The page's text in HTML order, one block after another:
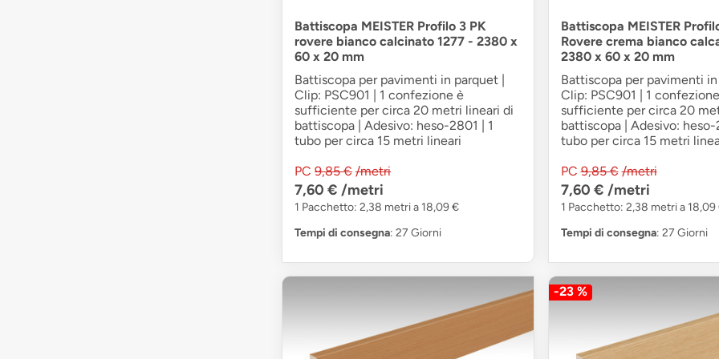
Battiscopa MEISTER Profilo 3 PK
rovere bianco calcinato 1277 - 2380 x
60 x 20 mm
Battiscopa per pavimenti in parquet |
Clip: PSC901 | 1 confezione è
sufficiente per circa 20 metri lineari di
battiscopa | Adesivo: heso-2801 | 1
tubo per circa 15 metri lineari
PC 9,85 € /metri
7,60 € /metri
1 Pacchetto: 2,38 metri a 18,09 €
Tempi di consegna: 27 Giorni
Battiscopa MEISTER
Rovere crema bianco
2380 x 60 x 20 mm
Battiscopa per pavimenti
Clip: PSC901 | 1
sufficiente per circa 20
battiscopa | Adesivo: heso-
tubo per circa 15 metri
PC 9,85 € /metri
7,60 € /metri
1 Pacchetto: 2,38 metri a 18,09
Tempi di consegna: 27 Giorni
-23 %